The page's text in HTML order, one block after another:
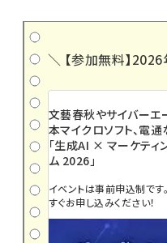
＼ 【参加無料】
文藝春秋やサイバーエ
本マイクロソフト、電通
「生成AI × マーケティ
ム 2026」
イベントは事前申込制です
すぐお申し込みください！